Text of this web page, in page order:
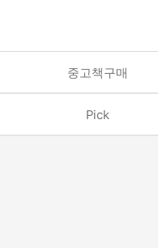
중고책구매
Pick